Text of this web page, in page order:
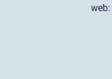
web: